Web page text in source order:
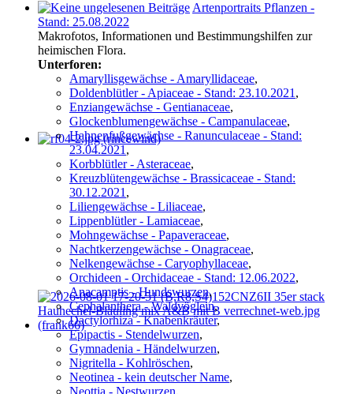
Artenportraits Pflanzen -
Stand: 25.08.2022
Makrofotos, Informationen und Bestimmungshilfen zur
heimischen Flora.
Unterforen:
Amaryllisgewächse - Amaryllidaceae,
Doldenblütler - Apiaceae - Stand: 23.10.2021 ,
Enziangewächse - Gentianaceae,
Glockenblumengewächse - Campanulaceae,
Hahnenfußgewächse - Ranunculaceae - Stand:
23.04.2021 ,
Korbblütler - Asteraceae,
Kreuzblütengewächse - Brassicaceae - Stand:
30.12.2021 ,
Liliengewächse - Liliaceae,
Lippenblütler - Lamiaceae,
Mohngewächse - Papaveraceae,
Nachtkerzengewächse - Onagraceae,
Nelkengewächse - Caryophyllaceae,
Orchideen - Orchidaceae - Stand: 12.06.2022,
Anacamptis - Hundswurzen,
Cephalanthera - Waldvöglein,
Dactylorhiza - Knabenkräuter,
Epipactis - Stendelwurzen,
Gymnadenia - Händelwurzen,
Nigritella - Kohlröschen,
Neotinea - kein deutscher Name,